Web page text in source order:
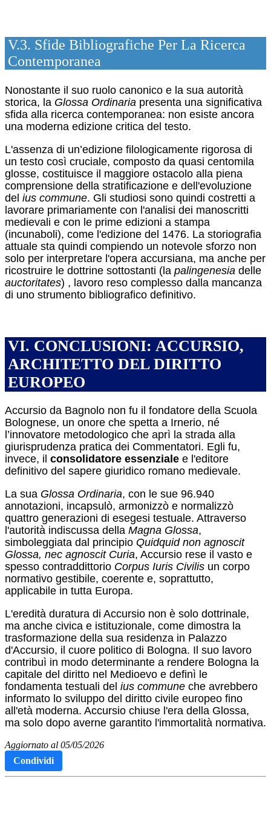
V.3. Sfide Bibliografiche Per La Ricerca
Contemporanea
Nonostante il suo ruolo canonico e la sua autorità
storica, la Glossa Ordinaria presenta una significativa
sfida alla ricerca contemporanea: non esiste ancora
una moderna edizione critica del testo.
L'assenza di un’edizione filologicamente rigorosa di
un testo così cruciale, composto da quasi centomila
glosse, costituisce il maggiore ostacolo alla piena
comprensione della stratificazione e dell'evoluzione
del ius commune. Gli studiosi sono quindi costretti a
lavorare primariamente con l'analisi dei manoscritti
medievali e con le prime edizioni a stampa
(incunaboli), come l'edizione del 1476. La storiografia
attuale sta quindi compiendo un notevole sforzo non
solo per interpretare l'opera accursiana, ma anche per
ricostruire le dottrine sottostanti (la palingenesia delle
auctoritates) , lavoro reso complesso dalla mancanza
di uno strumento bibliografico definitivo.
VI. CONCLUSIONI: ACCURSIO,
ARCHITETTO DEL DIRITTO
EUROPEO
Accursio da Bagnolo non fu il fondatore della Scuola
Bolognese, un onore che spetta a Irnerio, né
l’innovatore metodologico che aprì la strada alla
giurisprudenza pratica dei Commentatori. Egli fu,
invece, il consolidatore essenziale e l'editore
definitivo del sapere giuridico romano medievale.
La sua Glossa Ordinaria, con le sue 96.940
annotazioni, incapsulò, armonizzò e normalizzò
quattro generazioni di esegesi testuale. Attraverso
l'autorità indiscussa della Magna Glossa,
simboleggiata dal principio Quidquid non agnoscit
Glossa, nec agnoscit Curia, Accursio rese il vasto e
spesso contraddittorio Corpus Iuris Civilis un corpo
normativo gestibile, coerente e, soprattutto,
applicabile in tutta Europa.
L'eredità duratura di Accursio non è solo dottrinale,
ma anche civica e istituzionale, come dimostra la
trasformazione della sua residenza in Palazzo
d'Accursio, il cuore politico di Bologna. Il suo lavoro
contribuì in modo determinante a rendere Bologna la
capitale del diritto nel Medioevo e definì le
fondamenta testuali del ius commune che avrebbero
informato lo sviluppo del diritto civile europeo fino
all'età moderna. Accursio chiuse l'era della Glossa,
ma solo dopo averne garantito l'immortalità normativa.
Aggiornato al 05/05/2026
Condividi